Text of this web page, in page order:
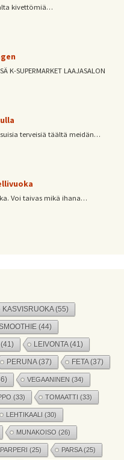
kivettömiä…
K-SUPERMARKET LAAJASALON
terveisiä täältä meidän…
Voi taivas mikä ihana…
KASVISRUOKA(55)
(44)
(41) LEIVONTA(41)
PERUNA(37) FETA(37)
VEGAANINEN (34)
(33) TOMAATTI (33)
LEHTIKAALI (30)
MUNAKOISO (26)
(25) PARSA(25)